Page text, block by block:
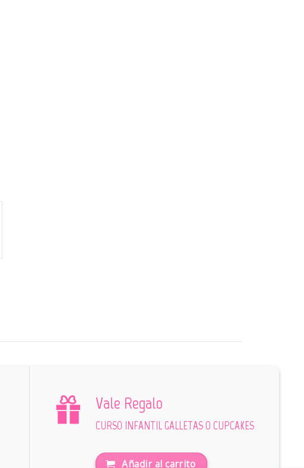
Vale Regalo
CURSO INFANTIL GALLETAS O CUPCAKES
Añadir al carrito